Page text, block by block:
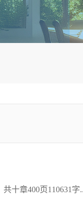
十章400页110631字